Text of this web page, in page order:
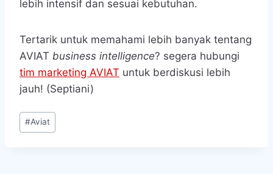
lebih intensif dan sesuai kebutuhan.
Tertarik untuk memahami lebih banyak tentang
AVIAT business intelligence? segera hubungi
tim marketing AVIAT untuk berdiskusi lebih
jauh! (Septiani)
Post
Tags:
#Aviat